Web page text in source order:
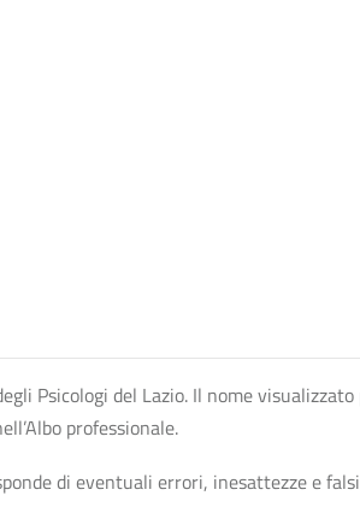
Psicologi del Lazio. Il nome visualizzato
professionale.
di eventuali errori, inesattezze e